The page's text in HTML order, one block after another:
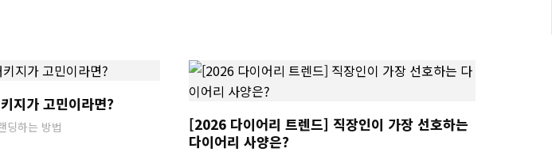
지가 고민이라면?
딩하는 방법
[2026 다이어리 트렌드] 직장인이 가장 선호하는
다이어리 사양은?